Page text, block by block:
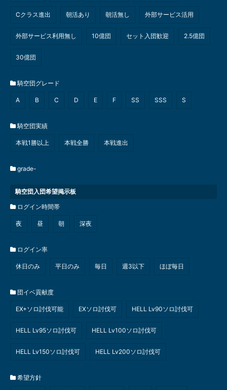
Cクラス進出 朝活あり 朝活無し 外部サービス活用
外部サービス利用無し 10億団 セット入団歓迎 2.5億団
30億団
騎空団グレード
A B C D E F SS SSS S
騎空団実績
本戦1勝以上 本戦全勝 本戦進出
grade-
騎空団入団希望掲示板
ログイン時間帯
夜 昼 朝 深夜
ログイン率
休日のみ 平日のみ 毎日 週3以下 ほぼ毎日
団イベ貢献度
EX+ソロ討伐可能 EXソロ討伐可 HELL Lv90ソロ討伐可
HELL Lv95ソロ討伐可 HELL Lv100ソロ討伐可
HELL Lv150ソロ討伐可 HELL Lv200ソロ討伐可
希望方針